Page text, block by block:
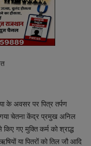
के अवसर पर पित्र तर्पण
गया चेतना केंद्र प्रमुख अनिल
किए गए मुक्ति कर्म को श्राद्ध
या पितरों को तिल जौ आदि